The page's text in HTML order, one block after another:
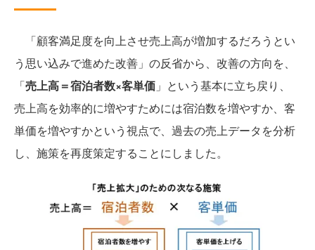
「顧客満足度を向上させ売上高が増加するだろうとい
う思い込みで進めた改善」の反省から、改善の方向を、
「売上高＝宿泊者数×客単価 」という基本に立ち戻り、
売上高を効率的に増やすためには宿泊数を増やすか、客
単価を増やすかという視点で、過去の売上データを分析
し、施策を再度策定することにしました。